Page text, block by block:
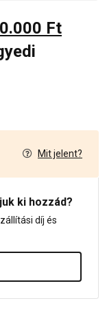
Ft
Mit jelent?
ki hozzád?
díj és